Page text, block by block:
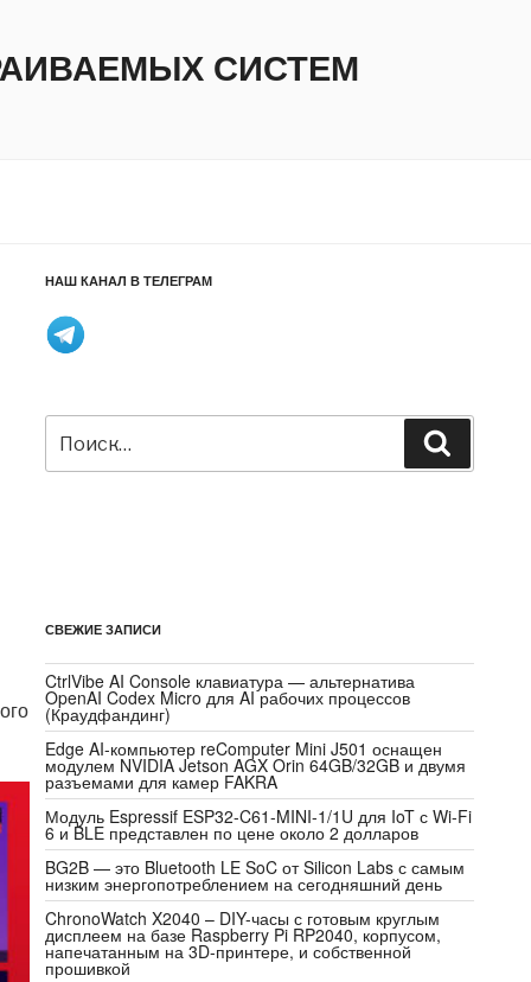
СИСТЕМ
НАШ КАНАЛ В ТЕЛЕГРАМ
Искать:
СВЕЖИЕ ЗАПИСИ
CtrlVibe AI Console клавиатура — альтернатива
OpenAI Codex Micro для AI рабочих процессов
(Краудфандинг)
Edge AI-компьютер reComputer Mini J501 оснащен
модулем NVIDIA Jetson AGX Orin 64GB/32GB и двумя
разъемами для камер FAKRA
Модуль Espressif ESP32-C61-MINI-1/1U для IoT с Wi-Fi
6 и BLE представлен по цене около 2 долларов
BG2B — это Bluetooth LE SoC от Silicon Labs с самым
низким энергопотреблением на сегодняшний день
ChronoWatch X2040 – DIY-часы с готовым круглым
дисплеем на базе Raspberry Pi RP2040, корпусом,
напечатанным на 3D-принтере, и собственной
прошивкой